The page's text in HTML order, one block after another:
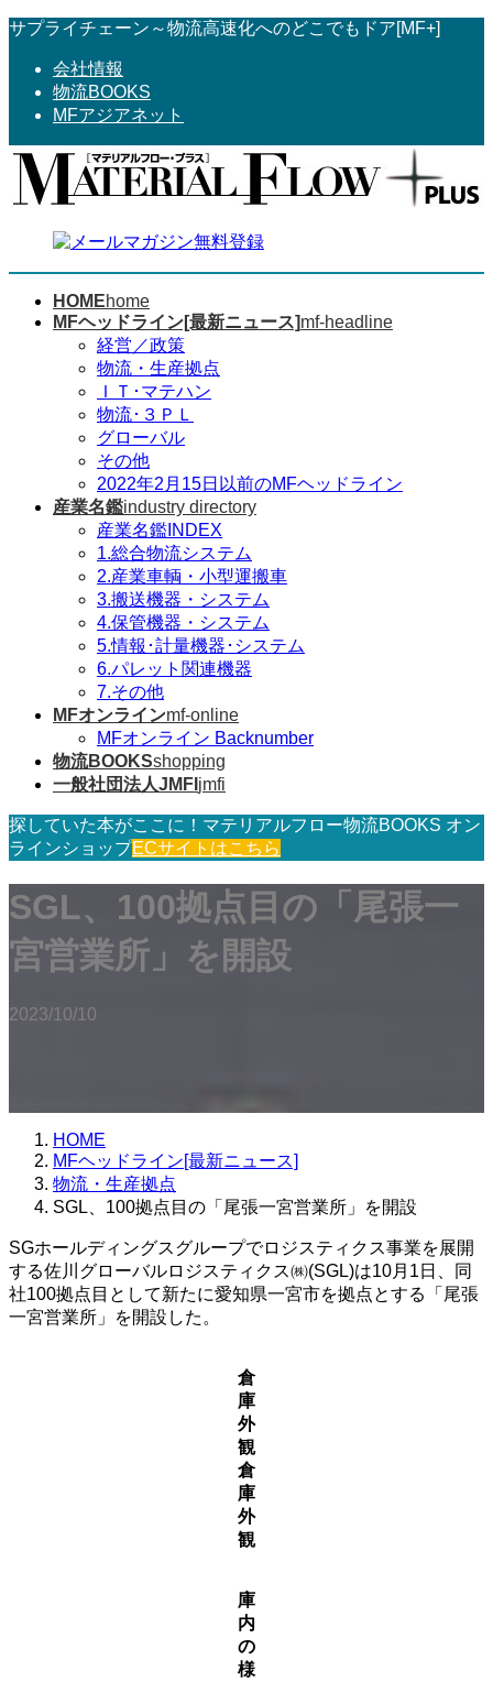
コ
へ
ス
ナ
ョ
ン
サプライチェーン～物流高速化へのどこでもドア[MF+]
会社情報
物流BOOKS
MFアジアネット
HOMEhome
MFヘッドライン[最新ニュース]mf-headline
経営／政策
物流・生産拠点
ＩＴ･マテハン
物流･３ＰＬ
グローバル
その他
2022年2月15日以前のMFヘッドライン
産業名鑑industry directory
産業名鑑INDEX
1.総合物流システム
2.産業車輌・小型運搬車
3.搬送機器・システム
4.保管機器・システム
5.情報･計量機器･システム
6.パレット関連機器
7.その他
MFオンラインmf-online
MFオンライン Backnumber
物流BOOKSshopping
一般社団法人JMFI jmfi
探していた本がここに！マテリアルフロー物流BOOKS オン
ラインショップECサイトはこちら
SGL、100拠点目の「尾張一
宮営業所」を開設
2023/10/10
HOME
MFヘッドライン[最新ニュース]
物流・生産拠点
SGL、100拠点目の「尾張一宮営業所」を開設
SGホールディングスグループでロジスティクス事業を展開
する佐川グローバルロジスティクス㈱(SGL)は10月1日、同
社100拠点目として新たに愛知県一宮市を拠点とする「尾張
一宮営業所」を開設した。
倉
庫
外
観
倉
庫
外
観
庫
内
の
様